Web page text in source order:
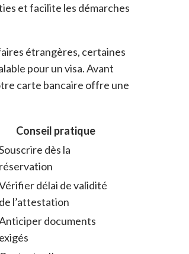
et facilite les démarches
étrangères, certaines
pour un visa. Avant
carte bancaire offre une
Conseil pratique
dès la
réservation
délai de validité
de l’attestation
documents
exigés